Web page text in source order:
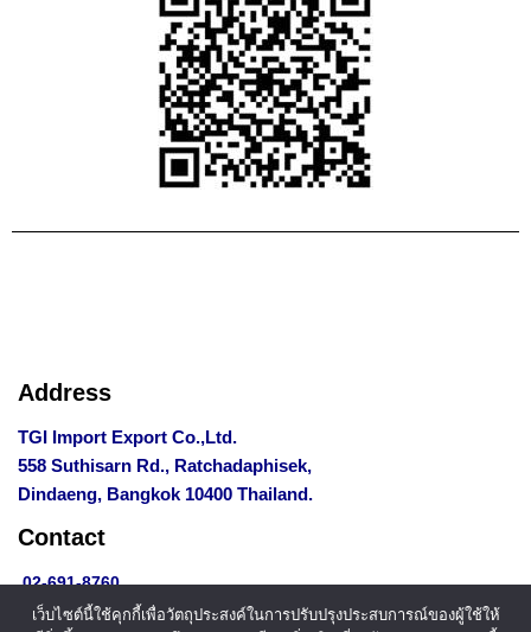
Address
TGI Import Export Co.,Ltd.
558 Suthisarn Rd., Ratchadaphisek,
Dindaeng, Bangkok 10400 Thailand.
Contact
02-691-8760
081-700-8552,097-221-6526
เว็บไซต์นี้ใช้คุกกี้เพื่อวัตถุประสงค์ในการปรับปรุงประสบการณ์ของผู้ใช้ให้